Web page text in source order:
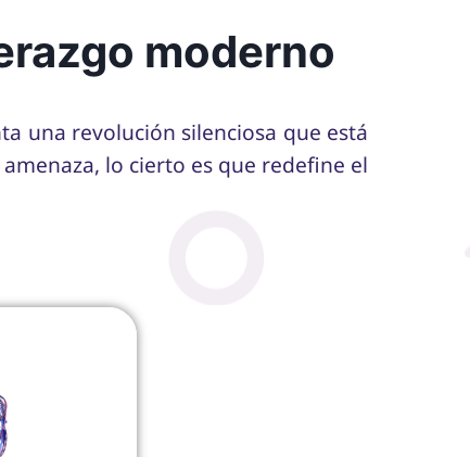
moderno
una revolución silenciosa que está
lo cierto es que redefine el